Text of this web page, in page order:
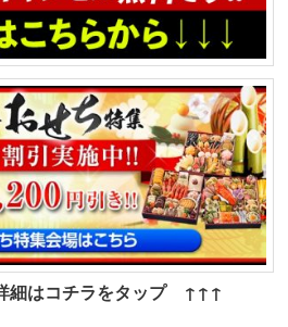
はコチラをタップ ↑↑↑